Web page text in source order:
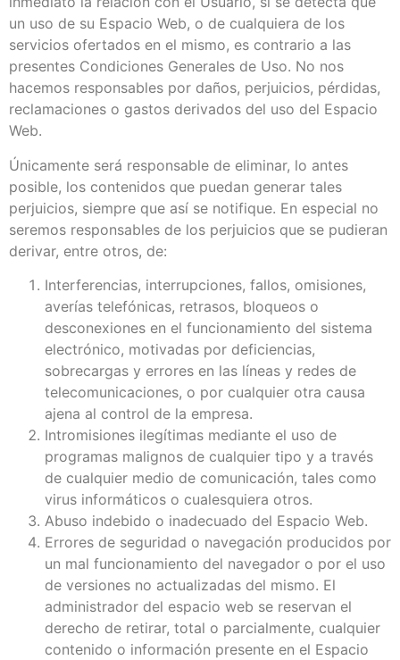
un uso de su Espacio Web, o de cualquiera de los
servicios ofertados en el mismo, es contrario a las
presentes Condiciones Generales de Uso. No nos
hacemos responsables por daños, perjuicios, pérdidas,
reclamaciones o gastos derivados del uso del Espacio
Web.
Únicamente será responsable de eliminar, lo antes
posible, los contenidos que puedan generar tales
perjuicios, siempre que así se notifique. En especial no
seremos responsables de los perjuicios que se pudieran
derivar, entre otros, de:
Interferencias, interrupciones, fallos, omisiones,
averías telefónicas, retrasos, bloqueos o
desconexiones en el funcionamiento del sistema
electrónico, motivadas por deficiencias,
sobrecargas y errores en las líneas y redes de
telecomunicaciones, o por cualquier otra causa
ajena al control de la empresa.
Intromisiones ilegítimas mediante el uso de
programas malignos de cualquier tipo y a través
de cualquier medio de comunicación, tales como
virus informáticos o cualesquiera otros.
Abuso indebido o inadecuado del Espacio Web.
Errores de seguridad o navegación producidos por
un mal funcionamiento del navegador o por el uso
de versiones no actualizadas del mismo. El
administrador del espacio web se reservan el
derecho de retirar, total o parcialmente, cualquier
contenido o información presente en el Espacio